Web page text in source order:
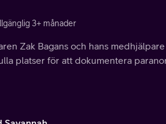
3+ månader
Zak Bagans och hans
platser för att dokumentera